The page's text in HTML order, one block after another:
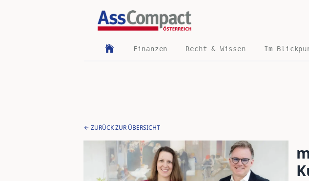
Finanzen Recht & Wissen Im
ZURÜCK ZUR ÜBERSICHT